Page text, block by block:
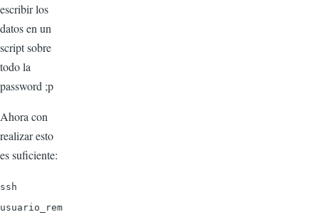
escribir los
datos en un
script sobre
todo la
password ;p
Ahora con
realizar esto
es suficiente:
ssh
usuario_rem